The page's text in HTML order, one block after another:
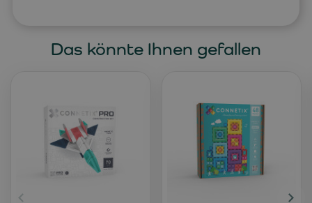
Das könnte Ihnen gefallen